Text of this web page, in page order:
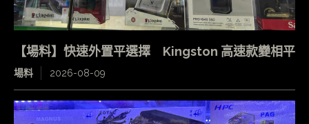
【場料】快速外置平選擇 Kingston 高速款變相平
場料 2026-08-09